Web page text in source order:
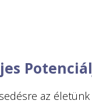
az